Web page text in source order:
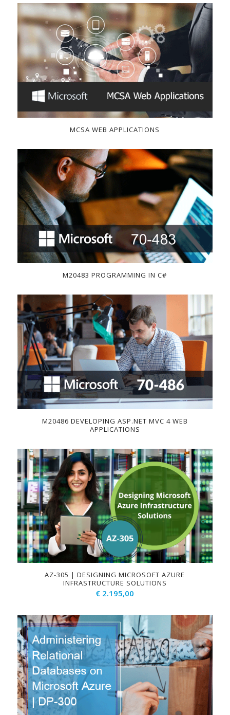
MCSA WEB APPLICATIONS
M20483 PROGRAMMING IN C#
M20486 DEVELOPING ASP.NET MVC 4 WEB
APPLICATIONS
AZ-305 | DESIGNING MICROSOFT AZURE
INFRASTRUCTURE SOLUTIONS
€ 2.195,00